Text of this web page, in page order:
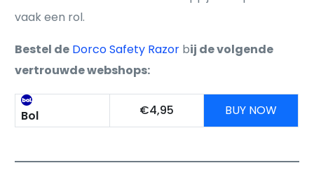
vaak een rol.
Bestel de Dorco Safety Razor bij de volgende
vertrouwde webshops:
Bol €4,95 BUY NOW